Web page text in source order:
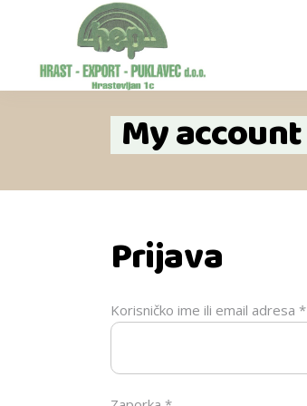
My account
Prijava
Korisničko ime ili email adresa *